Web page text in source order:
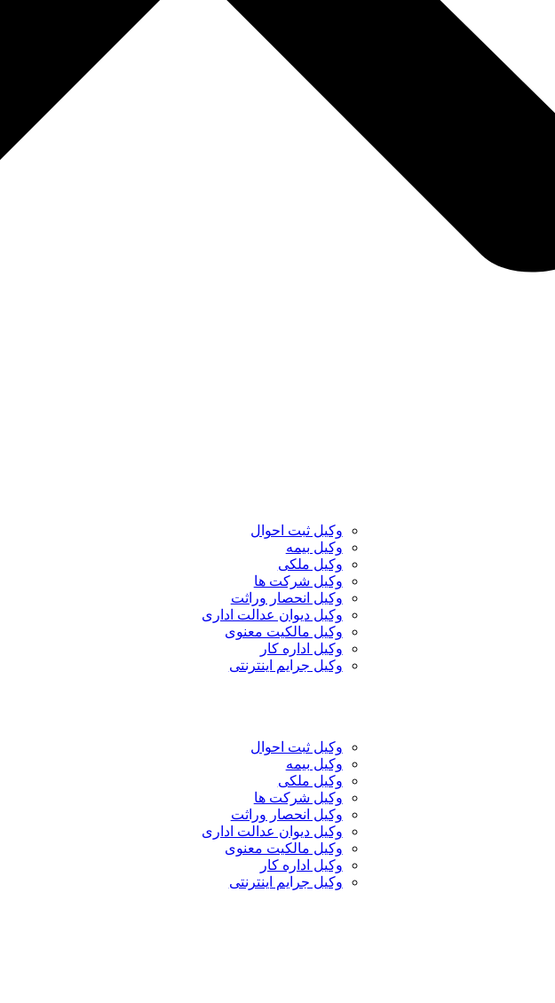
وکیل ثبت احوال
وکیل بیمه
وکیل ملکی
وکیل شرکت ها
وکیل انحصار وراثت
وکیل دیوان عدالت اداری
وکیل مالکیت معنوی
وکیل اداره کار
وکیل جرایم اینترنتی
وکیل ثبت احوال
وکیل بیمه
وکیل ملکی
وکیل شرکت ها
وکیل انحصار وراثت
وکیل دیوان عدالت اداری
وکیل مالکیت معنوی
وکیل اداره کار
وکیل جرایم اینترنتی